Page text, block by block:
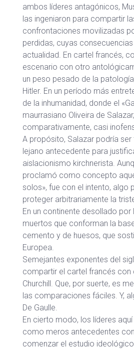
ambos líderes antagónicos,
las ingeniaron para compartir
confrontaciones movilizadas
perdidas, cuyas
actualidad. En cartel francés,
escenario con otro
un peso pesado de la
Hitler. En un período más
de la inhumanidad, donde el
maurrasiano Oliveira de
comparativamente, casi
A propósito, Salazar podría
lejano antecedente para
aislacionismo kirchnerista.
proclamó como concepto
solos», fue con el intento, algo
proteger arbitrariamente la
En un continente desollado por
muertos que conforman la
cemento y de huesos, que
Europea.
Semejantes exponentes del
compartir el cartel francés con
Churchill. Que, por suerte, es
las comparaciones fáciles. Y,
De Gaulle.
En cierto modo, los líderes
como meros antecedentes
comenzar el estudio